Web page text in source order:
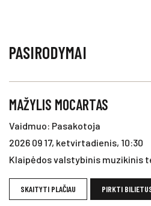
PASIRODYMAI
MAŽYLIS MOCARTAS
Vaidmuo: Pasakotoja
2026 09 17, ketvirtadienis, 10:30
Klaipėdos valstybinis muzikinis
SKAITYTI PLAČIAU PIRKTI